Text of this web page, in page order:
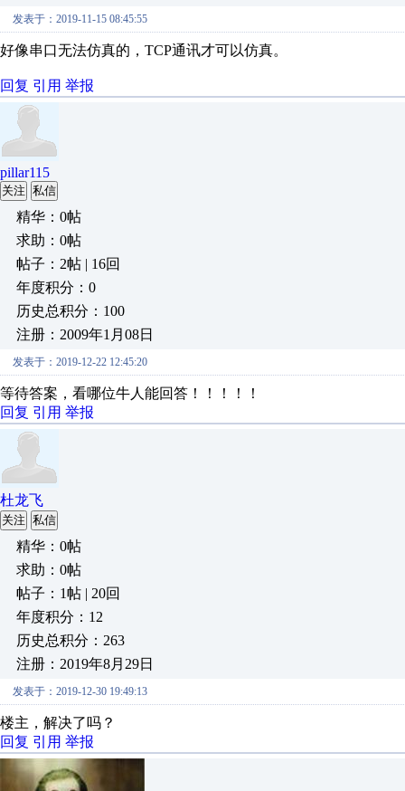
发表于：2019-11-15 08:45:55
好像串口无法仿真的，TCP通讯才可以仿真。
回复 引用 举报
pillar115
关注 私信
精华：0帖
求助：0帖
帖子：2帖 | 16回
年度积分：0
历史总积分：100
注册：2009年1月08日
发表于：2019-12-22 12:45:20
等待答案，看哪位牛人能回答！！！！！
回复 引用 举报
杜龙飞
关注 私信
精华：0帖
求助：0帖
帖子：1帖 | 20回
年度积分：12
历史总积分：263
注册：2019年8月29日
发表于：2019-12-30 19:49:13
楼主，解决了吗？
回复 引用 举报